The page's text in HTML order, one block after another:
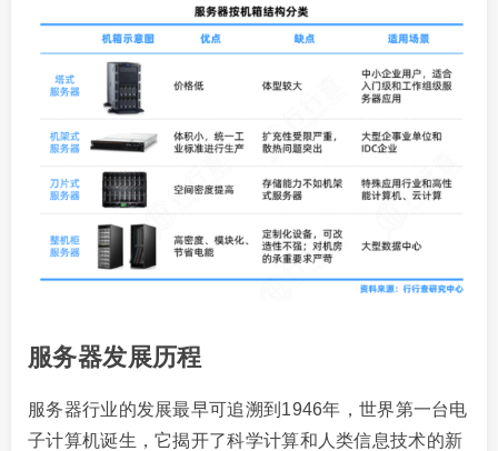
服务器发展历程
服务器行业的发展最早可追溯到1946年，世界第一台电
子计算机诞生，它揭开了科学计算和人类信息技术的新